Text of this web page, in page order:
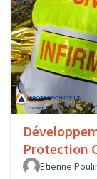
Protection
Etienne